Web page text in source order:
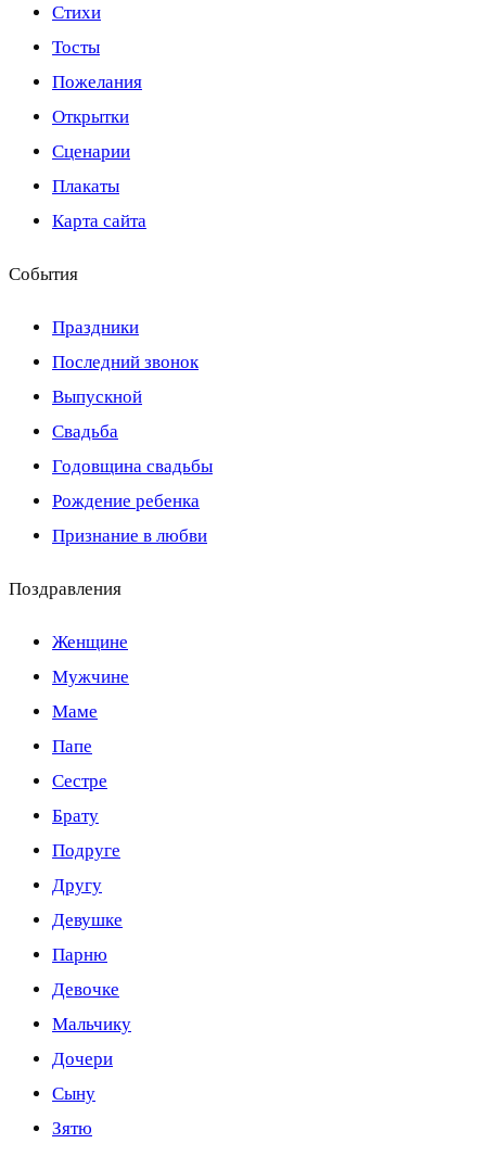
Стихи
Тосты
Пожелания
Открытки
Сценарии
Плакаты
Карта сайта
События
Праздники
Последний звонок
Выпускной
Свадьба
Годовщина свадьбы
Рождение ребенка
Признание в любви
Поздравления
Женщине
Мужчине
Маме
Папе
Сестре
Брату
Подруге
Другу
Девушке
Парню
Девочке
Мальчику
Дочери
Сыну
Зятю